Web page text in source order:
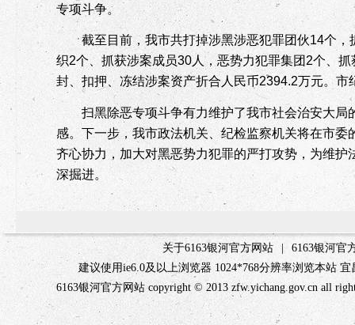
专项斗争。
截至目前，我市共打掉涉黑涉恶犯罪团伙14个，
织2个、抓获涉案成员30人，恶势力犯罪集团 2个、抓
封、扣押、冻结涉案资产折合人民币2394.2万元。市
扫黑除恶专项斗争有力维护了我市社会治安大
感。下一步，我市政法机关、纪检监察机关将在市委
齐心协力，加大对黑恶势力犯罪的严打攻势，为维
深掘进。
关于6163银河官方网站
6163银河官
建议使用ie6.0及以上浏览器 1024*768分辨率浏览本站
6163银河官方网站 copyright © 2013 zfw.yichang.gov.cn all